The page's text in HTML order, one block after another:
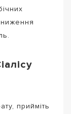
прийміть